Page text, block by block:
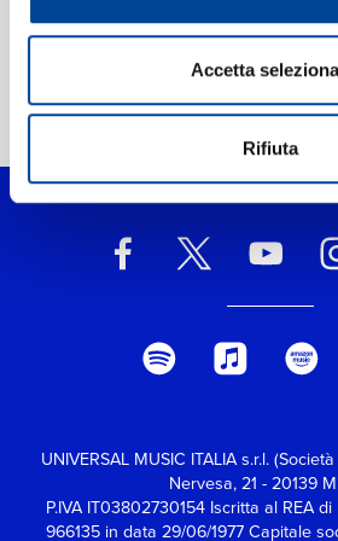
Accetta
Rifiuta
> Dvořák: 8 Humoresques, Op.
UNIVERSAL MUSIC ITALIA s.r.l.
Nervesa, 21 - 20139
P.IVA IT03802730154 Iscritta al REA
966135 in data 29/06/1977Capitale